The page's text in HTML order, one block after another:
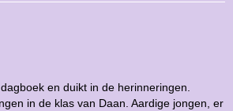
en duikt in de herinneringen.
in de klas van Daan. Aardige jongen, er